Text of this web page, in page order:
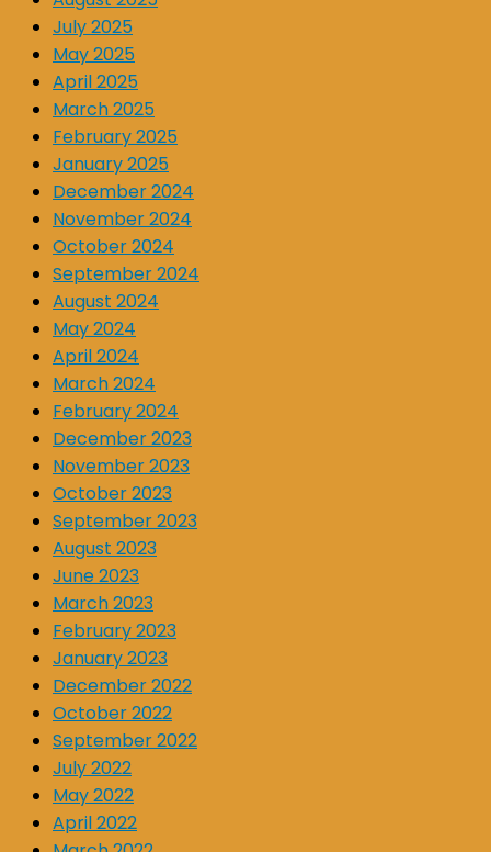
July 2025
May 2025
April 2025
March 2025
February 2025
January 2025
December 2024
November 2024
October 2024
September 2024
August 2024
May 2024
April 2024
March 2024
February 2024
December 2023
November 2023
October 2023
September 2023
August 2023
June 2023
March 2023
February 2023
January 2023
December 2022
October 2022
September 2022
July 2022
May 2022
April 2022